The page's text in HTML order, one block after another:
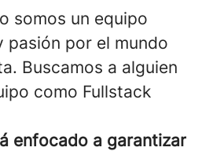
somos un equipo
pasión por el mundo
Buscamos a alguien
como Fullstack
enfocado a garantizar